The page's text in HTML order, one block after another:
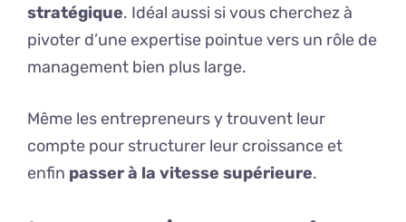
stratégique. Idéal aussi si vous cherchez à
pivoter d’une expertise pointue vers un rôle de
management bien plus large.
Même les entrepreneurs y trouvent leur
compte pour structurer leur croissance et
enfin passer à la vitesse supérieure.